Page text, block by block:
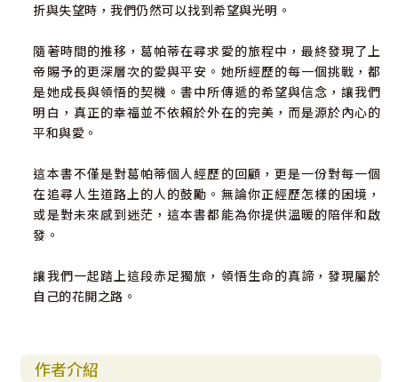
折與失望時，我們仍然可以找到希望與光明。
隨著時間的推移，葛帕蒂在尋求愛的旅程中，最終發現了上
帝賜予的更深層次的愛與平安。她所經歷的每一個挑戰，都
是她成長與領悟的契機。書中所傳遞的希望與信念，讓我們
明白，真正的幸福並不依賴於外在的完美，而是源於內心的
平和與愛。
這本書不僅是對葛帕蒂個人經歷的回顧，更是一份對每一個
在追尋人生道路上的人的鼓勵。無論你正經歷怎樣的困境，
或是對未來感到迷茫，這本書都能為你提供溫暖的陪伴和啟
發。
讓我們一起踏上這段赤足獨旅，領悟生命的真諦，發現屬於
自己的花開之路。
作者介紹